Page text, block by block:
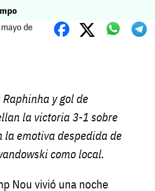
de
y gol de
la victoria 3-1 sobre
la emotiva despedida de
como local.
Nou vivió una noche